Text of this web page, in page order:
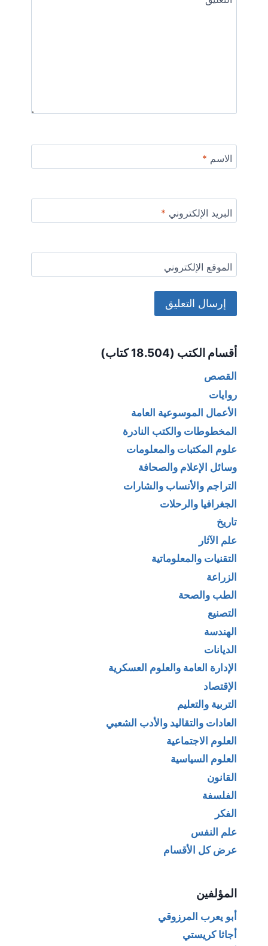
الاسم *
البريد الإلكتروني *
الموقع الإلكتروني
أقسام الكتب (18.504 كتاب)
القصص
روايات
الأعمال الموسوعية العامة
المخطوطات والكتب النادرة
علوم المكتبات والمعلومات
وسائل الإعلام والصحافة
التراجم والأنساب والشارات
الجغرافيا والرحلات
تاريخ
علم الآثار
التقنيات والمعلوماتية
الزراعة
الطب والصحة
التصنيع
الهندسة
الديانات
الإدارة العامة والعلوم العسكرية
الإقتصاد
التربية والتعليم
العادات والتقاليد والأدب الشعبي
العلوم الاجتماعية
العلوم السياسية
القانون
الفلسفة
الفكر
علم النفس
عرض كل الأقسام
المؤلفين
أبو يعرب المرزوقي
أجاثا كريستي